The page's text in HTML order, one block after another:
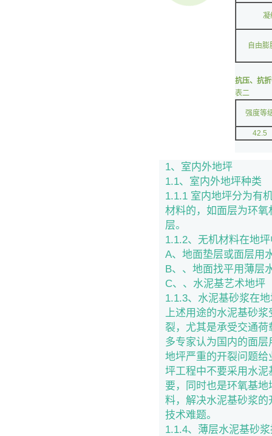
凝
自由
抗压、抗
表二
强度等
42.5
1、室内外地坪
1.1、室内外地坪种类
1.1.1 室内地坪分为有
材料的，如面层为环
层。
1.1.2、无机材料在地
A、地面垫层或面层用
B、、地面找平用薄层
C、、水泥基艺术地坪
1.1.3、水泥基砂浆在
上述用途的水泥基砂
裂，尤其是承受交通
多专家认为国内的面
地坪严重的开裂问题
坪工程中不要采用水
要，同时也是环氧基
料，解决水泥基砂浆
技术难题。
1.1.4、薄层水泥基砂